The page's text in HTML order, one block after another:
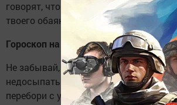
говорят, что сегодняшний день
твоего обаяния.
Гороскоп на 17 мая 2019 Рак
Не забывай, что пересыпать также
недосыпать. Так что ставь вечером
перебори с утра искушение